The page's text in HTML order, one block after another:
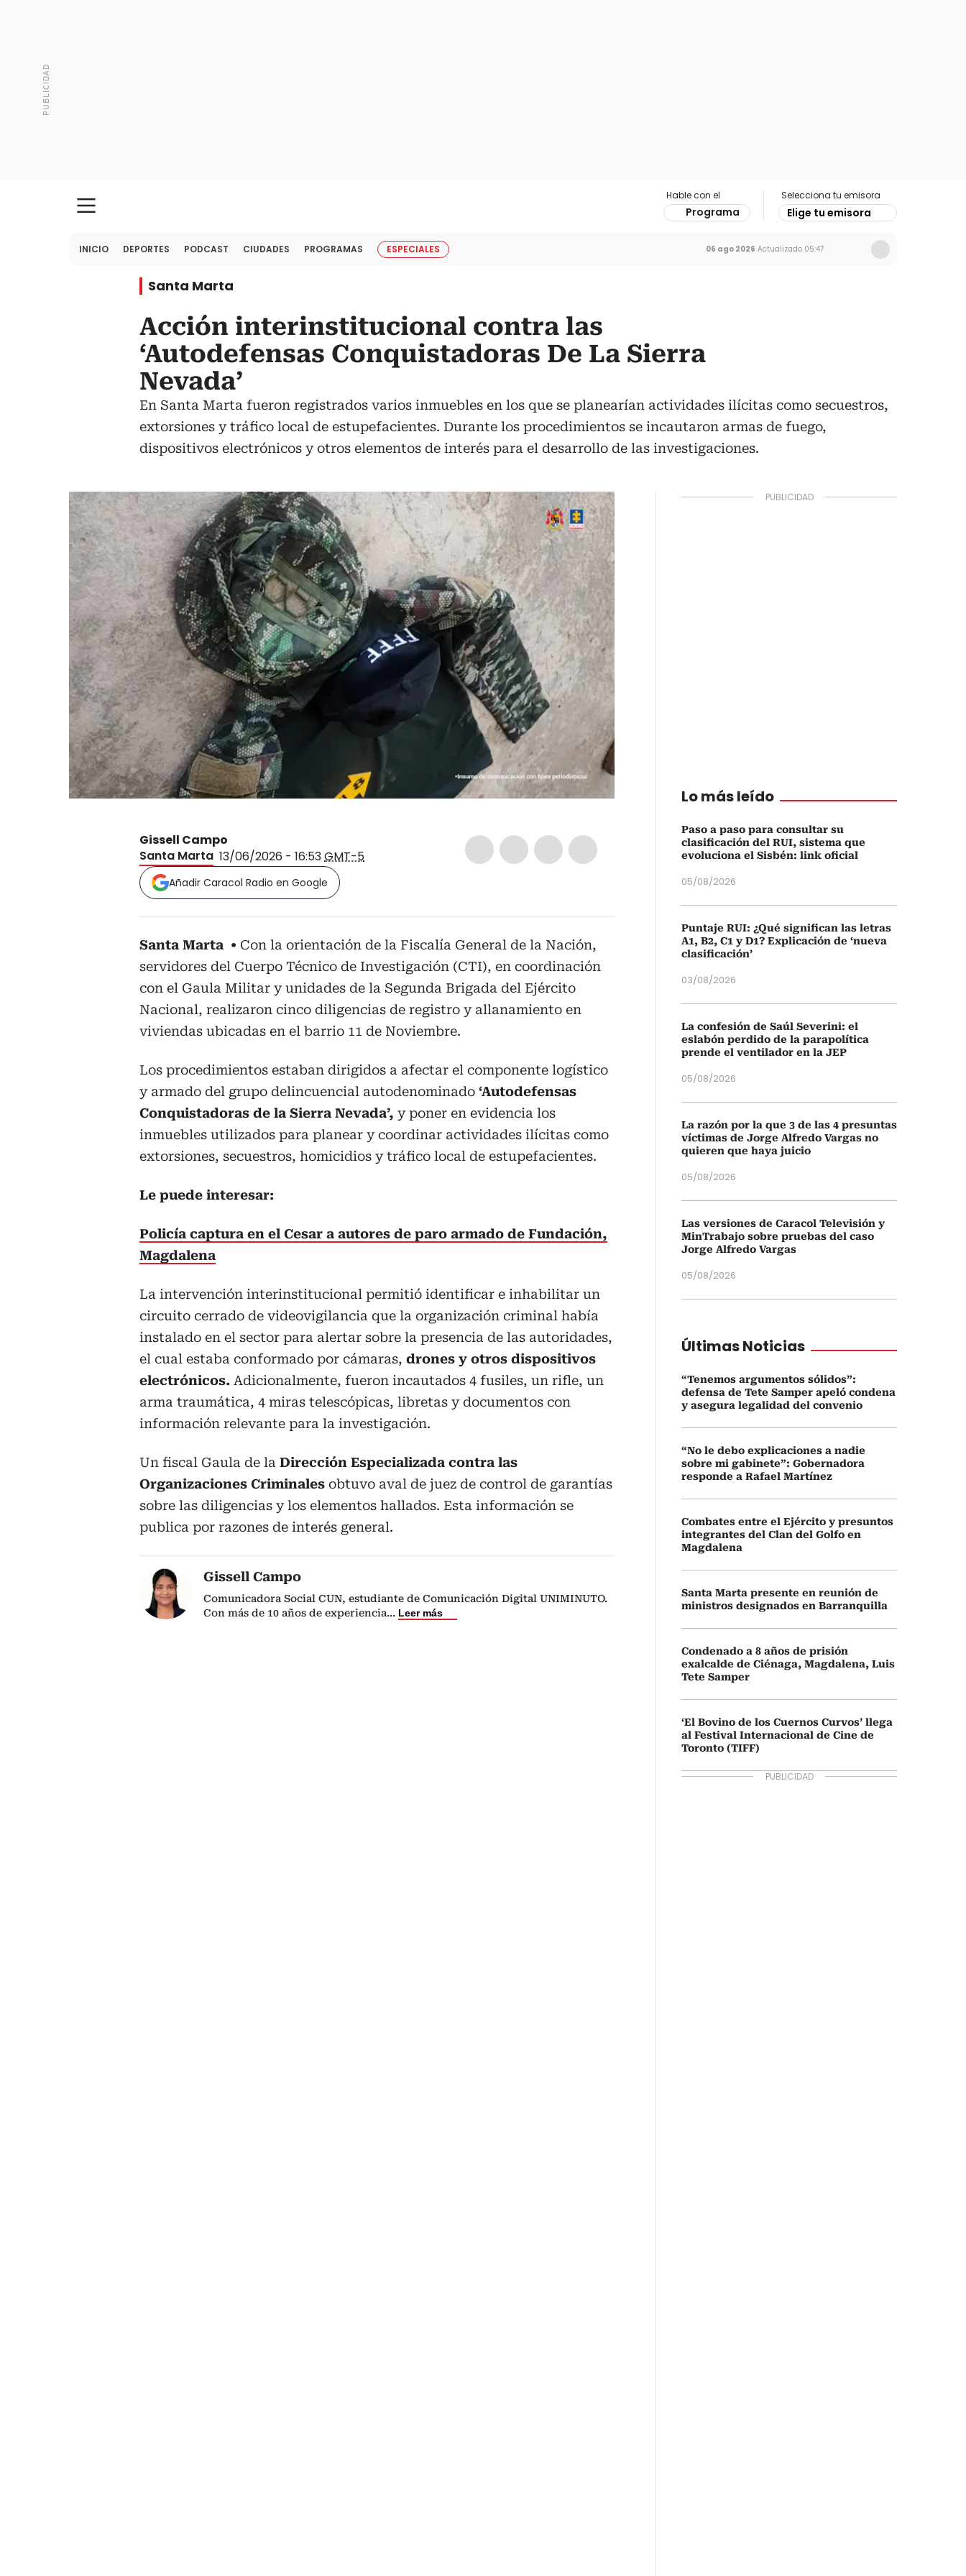
Hable con el
Programa
Selecciona tu emisora
Elige tu emisora
INICIO DEPORTES PODCAST CIUDADES PROGRAMAS ESPECIALES 06 ago 2026 Actualizado 05:47
Santa Marta
Acción interinstitucional contra las
‘Autodefensas Conquistadoras De La Sierra
Nevada’
En Santa Marta fueron registrados varios inmuebles en los que se planearían actividades ilícitas como secuestros,
extorsiones y tráfico local de estupefacientes. Durante los procedimientos se incautaron armas de fuego,
dispositivos electrónicos y otros elementos de interés para el desarrollo de las investigaciones.
Gissell Campo
Santa Marta 13/06/2026 - 16:53GMT-5
Añadir Caracol Radio en Google
Santa Marta
Con la orientación de la Fiscalía General de la Nación,
servidores del Cuerpo Técnico de Investigación (CTI), en coordinación
con el Gaula Militar y unidades de la Segunda Brigada del Ejército
Nacional, realizaron cinco diligencias de registro y allanamiento en
viviendas ubicadas en el barrio 11 de Noviembre.
Los procedimientos estaban dirigidos a afectar el componente logístico
y armado del grupo delincuencial autodenominado ‘Autodefensas
Conquistadoras de la Sierra Nevada’, y poner en evidencia los
inmuebles utilizados para planear y coordinar actividades ilícitas como
extorsiones, secuestros, homicidios y tráfico local de estupefacientes.
Le puede interesar:
Policía captura en el Cesar a autores de paro armado de Fundación,
Magdalena
La intervención interinstitucional permitió identificar e inhabilitar un
circuito cerrado de videovigilancia que la organización criminal había
instalado en el sector para alertar sobre la presencia de las autoridades,
el cual estaba conformado por cámaras, drones y otros dispositivos
electrónicos. Adicionalmente, fueron incautados 4 fusiles, un rifle, un
arma traumática, 4 miras telescópicas, libretas y documentos con
información relevante para la investigación.
Un fiscal Gaula de la Dirección Especializada contra las
Organizaciones Criminales obtuvo aval de juez de control de garantías
sobre las diligencias y los elementos hallados. Esta información se
publica por razones de interés general.
Gissell Campo
Comunicadora Social CUN, estudiante de Comunicación Digital UNIMINUTO.
Con más de 10 años de experiencia... Leer más
Lo más leído
Paso a paso para consultar su
clasificación del RUI, sistema que
evoluciona el Sisbén: link oficial
05/08/2026
Puntaje RUI: ¿Qué significan las letras
A1, B2, C1 y D1? Explicación de ‘nueva
clasificación’
03/08/2026
La confesión de Saúl Severini: el
eslabón perdido de la parapolítica
prende el ventilador en la JEP
05/08/2026
La razón por la que 3 de las 4 presuntas
víctimas de Jorge Alfredo Vargas no
quieren que haya juicio
05/08/2026
Las versiones de Caracol Televisión y
MinTrabajo sobre pruebas del caso
Jorge Alfredo Vargas
05/08/2026
Últimas Noticias
“Tenemos argumentos sólidos”:
defensa de Tete Samper apeló condena
y asegura legalidad del convenio
“No le debo explicaciones a nadie
sobre mi gabinete”: Gobernadora
responde a Rafael Martínez
Combates entre el Ejército y presuntos
integrantes del Clan del Golfo en
Magdalena
Santa Marta presente en reunión de
ministros designados en Barranquilla
Condenado a 8 años de prisión
exalcalde de Ciénaga, Magdalena, Luis
Tete Samper
‘El Bovino de los Cuernos Curvos’ llega
al Festival Internacional de Cine de
Toronto (TIFF)